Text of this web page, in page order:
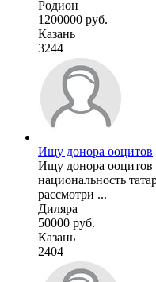
Родион
1200000 руб.
Казань
3244
Ищу донора ооцитов
Ищу донора ооцитов
национальность
рассмотри ...
Диляра
50000 руб.
Казань
2404